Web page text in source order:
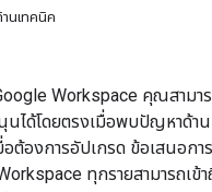
นเทคนิค
Workspace คุณสามา
นได้โดยตรงเมื่อพบปัญหาด้าน
อต้องการอัปเกรด ข้อเสนอก
ทุกรายสามารถเข้